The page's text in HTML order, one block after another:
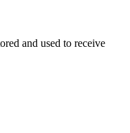
and used to receive